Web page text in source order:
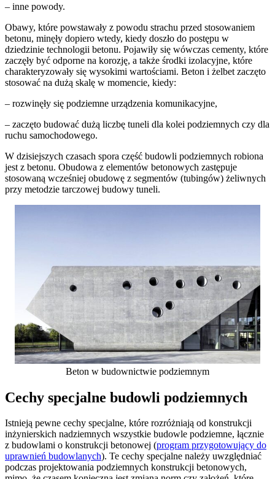
– inne powody.
Obawy, które powstawały z powodu strachu przed stosowaniem
betonu, minęły dopiero wtedy, kiedy doszło do postępu w
dziedzinie technologii betonu. Pojawiły się wówczas cementy, które
zaczęły być odporne na korozję, a także środki izolacyjne, które
charakteryzowały się wysokimi wartościami. Beton i żelbet zaczęto
stosować na dużą skalę w momencie, kiedy:
– rozwinęły się podziemne urządzenia komunikacyjne,
– zaczęto budować dużą liczbę tuneli dla kolei podziemnych czy dla
ruchu samochodowego.
W dzisiejszych czasach spora część budowli podziemnych robiona
jest z betonu. Obudowa z elementów betonowych zastępuje
stosowaną wcześniej obudowę z segmentów (tubingów) żeliwnych
przy metodzie tarczowej budowy tuneli.
Beton w budownictwie podziemnym
Cechy specjalne budowli podziemnych
Istnieją pewne cechy specjalne, które rozróżniają od konstrukcji
inżynierskich nadziemnych wszystkie budowle podziemne, łącznie
z budowlami o konstrukcji betonowej (program przygotowujący do
uprawnień budowlanych). Te cechy specjalne należy uwzględniać
podczas projektowania podziemnych konstrukcji betonowych,